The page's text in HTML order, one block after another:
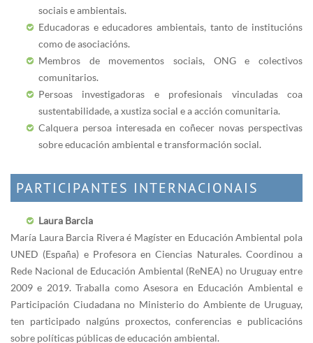
sociais e ambientais.
Educadoras e educadores ambientais, tanto de institucións
como de asociacións.
Membros de movementos sociais, ONG e colectivos
comunitarios.
Persoas investigadoras e profesionais vinculadas coa
sustentabilidade, a xustiza social e a acción comunitaria.
Calquera persoa interesada en coñecer novas perspectivas
sobre educación ambiental e transformación social.
PARTICIPANTES INTERNACIONAIS
Laura Barcia
María Laura Barcia Rivera é Magíster en Educación Ambiental pola
UNED (España) e Profesora en Ciencias Naturales. Coordinou a
Rede Nacional de Educación Ambiental (ReNEA) no Uruguay entre
2009 e 2019. Traballa como Asesora en Educación Ambiental e
Participación Ciudadana no Ministerio do Ambiente de Uruguay,
ten participado nalgúns proxectos, conferencias e publicacións
sobre políticas públicas de educación ambiental.